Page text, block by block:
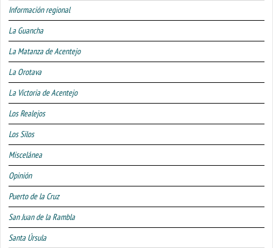
Información regional
La Guancha
La Matanza de Acentejo
La Orotava
La Victoria de Acentejo
Los Realejos
Los Silos
Miscelánea
Opinión
Puerto de la Cruz
San Juan de la Rambla
Santa Úrsula